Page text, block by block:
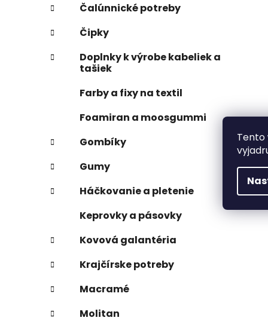
Tento
Čalúnnické potreby
Čipky
Doplnky k výrobe kabeliek a
tašiek
Farby a fixy na textil
Foamiran a moosgummi
Gombíky
Gumy
Háčkovanie a pletenie
Keprovky a pásovky
Kovová galantéria
Krajčírske potreby
Macramé
Molitan